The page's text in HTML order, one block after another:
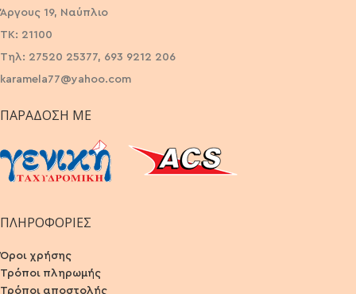
Άργους 19, Ναύπλιο
ΤΚ: 21100
Τηλ: 27520 25377, 693 9212 206
karamela77@yahoo.com
ΠΑΡΆΔΟΣΗ ΜΕ
ΠΛΗΡΟΦΟΡΙΕΣ
Όροι χρήσης
Τρόποι πληρωμής
Τρόποι αποστολής